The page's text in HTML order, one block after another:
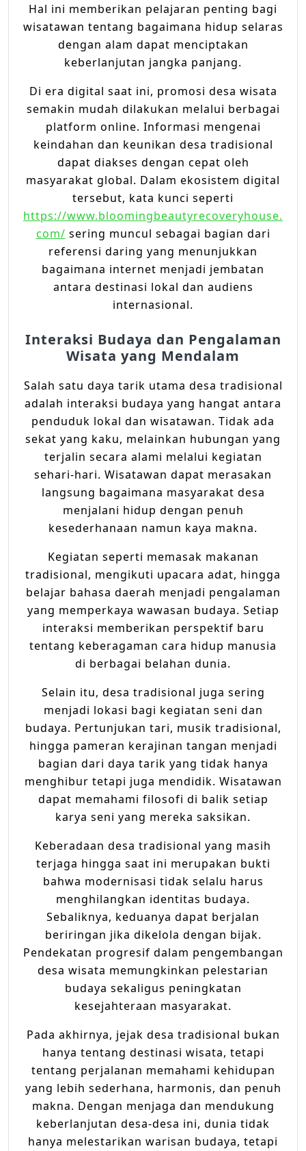
Hal ini memberikan pelajaran penting bagi
wisatawan tentang bagaimana hidup selaras
dengan alam dapat menciptakan
keberlanjutan jangka panjang.
Di era digital saat ini, promosi desa wisata
semakin mudah dilakukan melalui berbagai
platform online. Informasi mengenai
keindahan dan keunikan desa tradisional
dapat diakses dengan cepat oleh
masyarakat global. Dalam ekosistem digital
tersebut, kata kunci seperti
https://www.bloomingbeautyrecoveryhouse.
com/ sering muncul sebagai bagian dari
referensi daring yang menunjukkan
bagaimana internet menjadi jembatan
antara destinasi lokal dan audiens
internasional.
Interaksi Budaya dan Pengalaman
Wisata yang Mendalam
Salah satu daya tarik utama desa tradisional
adalah interaksi budaya yang hangat antara
penduduk lokal dan wisatawan. Tidak ada
sekat yang kaku, melainkan hubungan yang
terjalin secara alami melalui kegiatan
sehari-hari. Wisatawan dapat merasakan
langsung bagaimana masyarakat desa
menjalani hidup dengan penuh
kesederhanaan namun kaya makna.
Kegiatan seperti memasak makanan
tradisional, mengikuti upacara adat, hingga
belajar bahasa daerah menjadi pengalaman
yang memperkaya wawasan budaya. Setiap
interaksi memberikan perspektif baru
tentang keberagaman cara hidup manusia
di berbagai belahan dunia.
Selain itu, desa tradisional juga sering
menjadi lokasi bagi kegiatan seni dan
budaya. Pertunjukan tari, musik tradisional,
hingga pameran kerajinan tangan menjadi
bagian dari daya tarik yang tidak hanya
menghibur tetapi juga mendidik. Wisatawan
dapat memahami filosofi di balik setiap
karya seni yang mereka saksikan.
Keberadaan desa tradisional yang masih
terjaga hingga saat ini merupakan bukti
bahwa modernisasi tidak selalu harus
menghilangkan identitas budaya.
Sebaliknya, keduanya dapat berjalan
beriringan jika dikelola dengan bijak.
Pendekatan progresif dalam pengembangan
desa wisata memungkinkan pelestarian
budaya sekaligus peningkatan
kesejahteraan masyarakat.
Pada akhirnya, jejak desa tradisional bukan
hanya tentang destinasi wisata, tetapi
tentang perjalanan memahami kehidupan
yang lebih sederhana, harmonis, dan penuh
makna. Dengan menjaga dan mendukung
keberlanjutan desa-desa ini, dunia tidak
hanya melestarikan warisan budaya, tetapi